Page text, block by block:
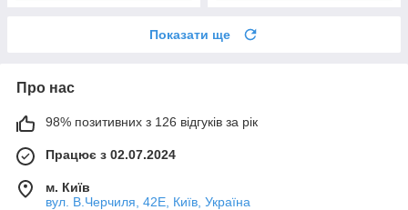
Показати ще
Про нас
98% позитивних з 126 відгуків за рік
Працює з 02.07.2024
м. Київ
вул. В.Черчиля, 42Е, Київ, Україна